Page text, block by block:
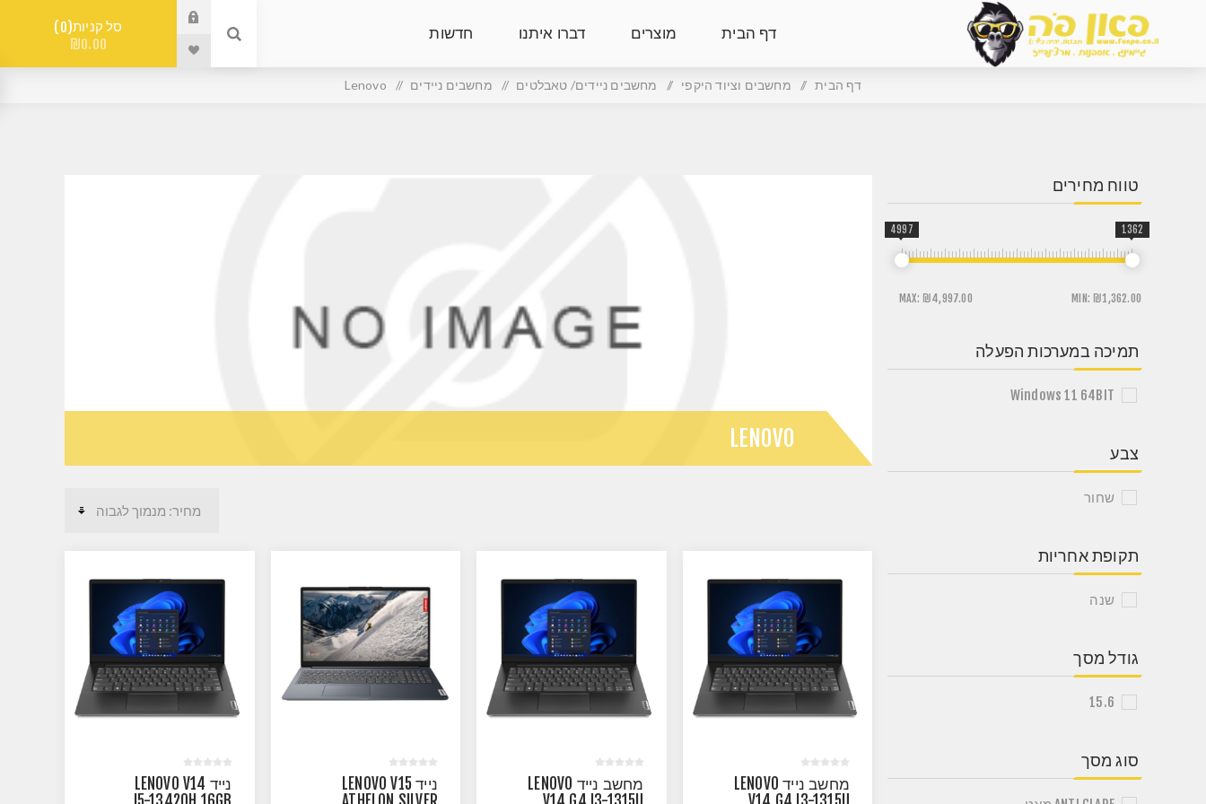
דף הבית מוצרים דברו איתנו חדשות סל קניות 0
₪0.00
דף הבית / מחשבים וציוד היקפי / מחשבים ניידים/ טאבלטים / מחשבים ניידים /
Lenovo
LENOVO
מחשב נייד LENOVO
מחשב נייד LENOVO
נייד LENOVO V15
נייד LENOVO V14
טווח מחירים
MIN: ₪1,362.00
MAX: ₪4,997.00
4997 1362
תמיכה במערכות הפעלה
Windows 11 64BIT
צבע
שחור
תקופת אחריות
שנה
גודל מסך
15.6
סוג מסך